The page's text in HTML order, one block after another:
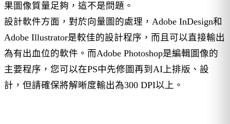
果圖像質量足夠，這不是問題。
設計軟件方面，對於向量圖的處理，Adobe InDesign和
Adobe Illustrator是較佳的設計程序，而且可以直接輸出
為有出血位的軟件。而Adobe Photoshop是編輯圖像的
主要程序，您可以在PS中先修圖再到AI上排版、設
計，但請確保將解晰度輸出為300 DPI以上。